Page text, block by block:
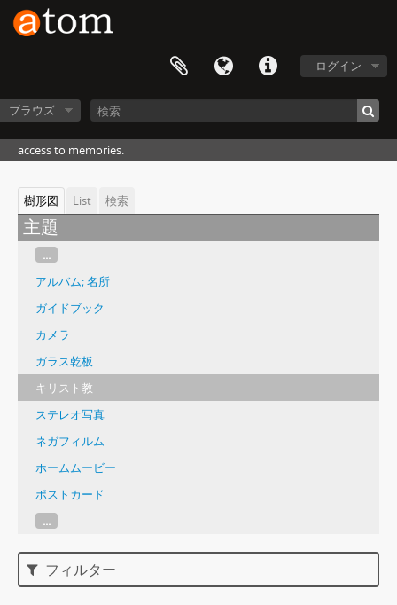
ログイン
ブラウズ
access to memories.
樹形図 List 検索
主題
...
アルバム; 名所
ガイドブック
カメラ
ガラス乾板
キリスト教
ステレオ写真
ネガフィルム
ホームムービー
ポストカード
...
フィルター